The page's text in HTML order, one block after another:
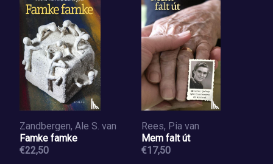
Zandbergen, Ale S. van
Famke famke
€22,50
Rees, Pia van
Mem falt út
€17,50